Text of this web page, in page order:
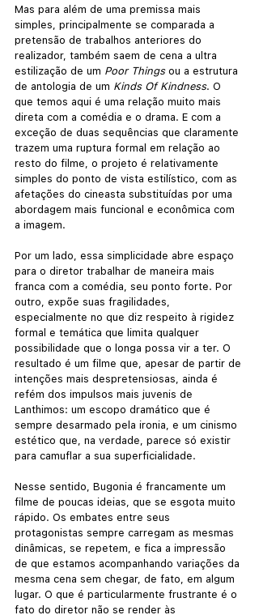
Mas para além de uma premissa mais
simples, principalmente se comparada a
pretensão de trabalhos anteriores do
realizador, também saem de cena a ultra
estilização de um Poor Things ou a estrutura
de antologia de um Kinds Of Kindness. O
que temos aqui é uma relação muito mais
direta com a comédia e o drama. E com a
exceção de duas sequências que claramente
trazem uma ruptura formal em relação ao
resto do filme, o projeto é relativamente
simples do ponto de vista estilístico, com as
afetações do cineasta substituídas por uma
abordagem mais funcional e econômica com
a imagem.
Por um lado, essa simplicidade abre espaço
para o diretor trabalhar de maneira mais
franca com a comédia, seu ponto forte. Por
outro, expõe suas fragilidades,
especialmente no que diz respeito à rigidez
formal e temática que limita qualquer
possibilidade que o longa possa vir a ter. O
resultado é um filme que, apesar de partir de
intenções mais despretensiosas, ainda é
refém dos impulsos mais juvenis de
Lanthimos: um escopo dramático que é
sempre desarmado pela ironia, e um cinismo
estético que, na verdade, parece só existir
para camuflar a sua superficialidade.
Nesse sentido, Bugonia é francamente um
filme de poucas ideias, que se esgota muito
rápido. Os embates entre seus
protagonistas sempre carregam as mesmas
dinâmicas, se repetem, e fica a impressão
de que estamos acompanhando variações da
mesma cena sem chegar, de fato, em algum
lugar. O que é particularmente frustrante é o
fato do diretor não se render às